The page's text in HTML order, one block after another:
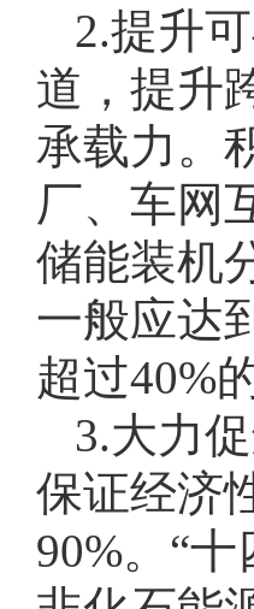
2.提升
道，提升
承载力。
厂、车网
储能装机
一般应达
超过40%
3.大力
保证经济
90%。“